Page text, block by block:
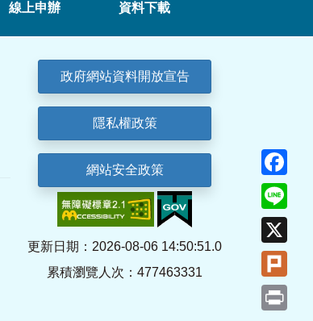
線上申辦 資料下載
政府網站資料開放宣告
隱私權政策
網站安全政策
更新日期：2026-08-06 14:50:51.0
累積瀏覽人次：477463331